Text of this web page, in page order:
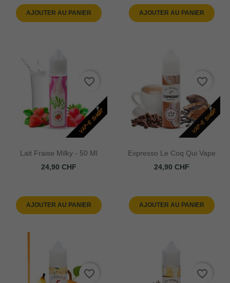
AJOUTER AU PANIER AJOUTER AU PANIER
Lait Fraise Milky - 50 Ml
Prix
24,90 CHF
AJOUTER AU PANIER
favorite_border
Expresso Le Coq Qui Vape
Prix
24,90 CHF
AJOUTER AU PANIER
favorite_border
favorite_border favorite_border